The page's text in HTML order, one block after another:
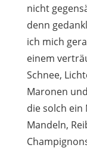
nicht
denn
ich mich
einem
Schnee,
Maronen
die solch
Mandeln,